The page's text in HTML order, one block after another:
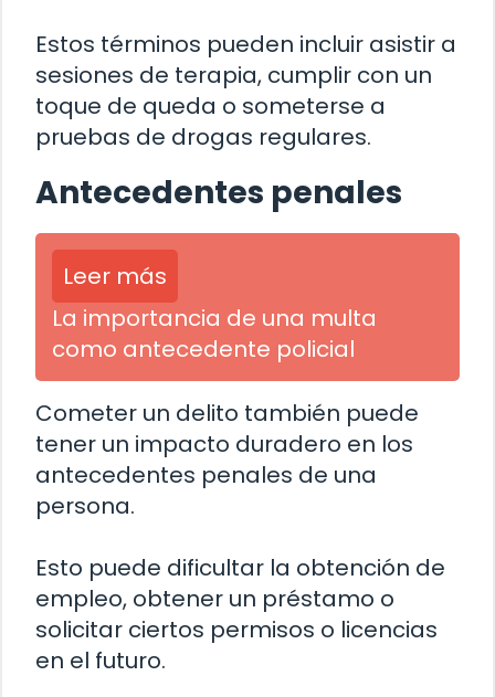
Estos términos pueden incluir asistir a
sesiones de terapia, cumplir con un
toque de queda o someterse a
pruebas de drogas regulares.
Antecedentes penales
Leer más
La importancia de una multa
como antecedente policial
Cometer un delito también puede
tener un impacto duradero en los
antecedentes penales de una
persona.
Esto puede dificultar la obtención de
empleo, obtener un préstamo o
solicitar ciertos permisos o licencias
en el futuro.